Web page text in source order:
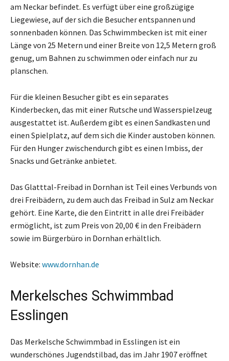
am Neckar befindet. Es verfügt über eine großzügige
Liegewiese, auf der sich die Besucher entspannen und
sonnenbaden können. Das Schwimmbecken ist mit einer
Länge von 25 Metern und einer Breite von 12,5 Metern groß
genug, um Bahnen zu schwimmen oder einfach nur zu
planschen.
Für die kleinen Besucher gibt es ein separates
Kinderbecken, das mit einer Rutsche und Wasserspielzeug
ausgestattet ist. Außerdem gibt es einen Sandkasten und
einen Spielplatz, auf dem sich die Kinder austoben können.
Für den Hunger zwischendurch gibt es einen Imbiss, der
Snacks und Getränke anbietet.
Das Glatttal-Freibad in Dornhan ist Teil eines Verbunds von
drei Freibädern, zu dem auch das Freibad in Sulz am Neckar
gehört. Eine Karte, die den Eintritt in alle drei Freibäder
ermöglicht, ist zum Preis von 20,00 € in den Freibädern
sowie im Bürgerbüro in Dornhan erhältlich.
Website: www.dornhan.de
Merkelsches Schwimmbad
Esslingen
Das Merkelsche Schwimmbad in Esslingen ist ein
wunderschönes Jugendstilbad, das im Jahr 1907 eröffnet